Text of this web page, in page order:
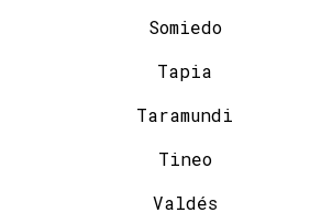
Somiedo
Tapia
Taramundi
Tineo
Valdés